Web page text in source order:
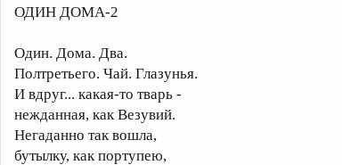
ОДИН ДОМА-2
Один. Дома. Два.
Полтретьего. Чай. Глазунья.
И вдруг... какая-то тварь -
нежданная, как Везувий.
Негаданно так вошла,
бутылку, как портупею,